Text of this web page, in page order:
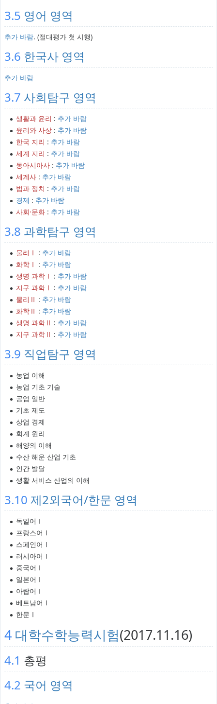
3.5 영어 영역
추가 바람. (절대평가 첫 시행)
3.6 한국사 영역
추가 바람
3.7 사회탐구 영역
생활과 윤리 : 추가 바람
윤리와 사상: 추가 바람
한국 지리 : 추가 바람
세계 지리 : 추가 바람
동아시아사: 추가 바람
세계사: 추가 바람
법과 정치 : 추가 바람
경제 : 추가 바람
사회·문화: 추가 바람
3.8 과학탐구 영역
물리Ⅰ : 추가 바람
화학Ⅰ : 추가 바람
생명 과학Ⅰ : 추가 바람
지구 과학Ⅰ : 추가 바람
물리Ⅱ : 추가 바람
화학Ⅱ : 추가 바람
생명 과학Ⅱ : 추가 바람
지구 과학Ⅱ : 추가 바람
3.9 직업탐구 영역
농업 이해
농업 기초 기술
공업 일반
기초 제도
상업 경제
회계 원리
해양의 이해
수산 해운 산업 기초
인간 발달
생활 서비스 산업의 이해
3.10 제2외국어/한문 영역
독일어Ⅰ
프랑스어Ⅰ
스페인어Ⅰ
러시아어Ⅰ
중국어Ⅰ
일본어Ⅰ
아랍어Ⅰ
베트남어Ⅰ
한문Ⅰ
4 대학수학능력시험(2017.11.16)
4.1 총평
4.2 국어 영역